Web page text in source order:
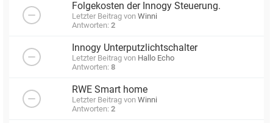
Folgekosten der Innogy Steuerung.
Letzter Beitrag von Winni
Antworten: 2
Innogy Unterputzlichtschalter
Letzter Beitrag von Hallo Echo
Antworten: 8
RWE Smart home
Letzter Beitrag von Winni
Antworten: 2